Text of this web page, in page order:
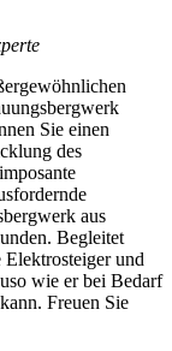
Sie einen
des
aus
Begleitet
und
wie er bei Bedarf
Freuen Sie